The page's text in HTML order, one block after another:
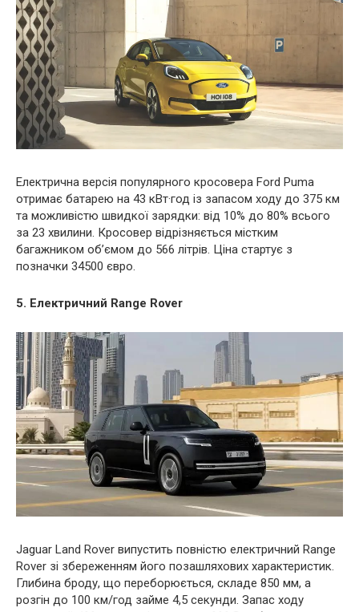
Електрична версія популярного кросовера Ford Puma
отримає батарею на 43 кВт·год із запасом ходу до 375 км
та можливістю швидкої зарядки: від 10% до 80% всього
за 23 хвилини. Кросовер відрізняється містким
багажником об’ємом до 566 літрів. Ціна стартує з
позначки 34500 євро.
5. Електричний Range Rover
Jaguar Land Rover випустить повністю електричний Range
Rover зі збереженням його позашляхових характеристик.
Глибина броду, що переборюється, складе 850 мм, а
розгін до 100 км/год займе 4,5 секунди. Запас ходу